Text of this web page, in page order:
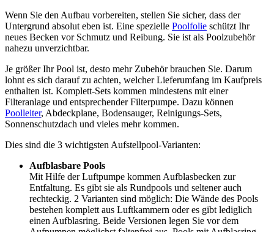
Wenn Sie den Aufbau vorbereiten, stellen Sie sicher, dass der
Untergrund absolut eben ist. Eine spezielle Poolfolie schützt Ihr
neues Becken vor Schmutz und Reibung. Sie ist als Poolzubehör
nahezu unverzichtbar.
Je größer Ihr Pool ist, desto mehr Zubehör brauchen Sie. Darum
lohnt es sich darauf zu achten, welcher Lieferumfang im Kaufpreis
enthalten ist. Komplett-Sets kommen mindestens mit einer
Filteranlage und entsprechender Filterpumpe. Dazu können
Poolleiter, Abdeckplane, Bodensauger, Reinigungs-Sets,
Sonnenschutzdach und vieles mehr kommen.
Dies sind die 3 wichtigsten Aufstellpool-Varianten:
Aufblasbare Pools
Mit Hilfe der Luftpumpe kommen Aufblasbecken zur
Entfaltung. Es gibt sie als Rundpools und seltener auch
rechteckig. 2 Varianten sind möglich: Die Wände des Pools
bestehen komplett aus Luftkammern oder es gibt lediglich
einen Aufblasring. Beide Versionen legen Sie vor dem